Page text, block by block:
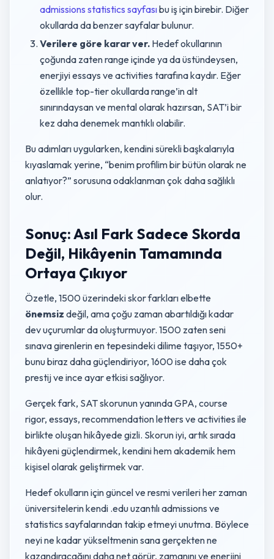
admissions statistics sayfasıbu iş için birebir. Diğer
okullarda da benzer sayfalar bulunur.
Verilere göre karar ver. Hedef okullarının
çoğunda zaten range içinde ya da üstündeysen,
enerjiyi essays ve activities tarafına kaydır. Eğer
özellikle top-tier okullarda range’in alt
sınırındaysan ve mental olarak hazırsan, SAT’i bir
kez daha denemek mantıklı olabilir.
Bu adımları uygularken, kendini sürekli başkalarıyla
kıyaslamak yerine, “benim profilim bir bütün olarak ne
anlatıyor?” sorusuna odaklanman çok daha sağlıklı
olur.
Sonuç: Asıl Fark Sadece Skorda
Değil, Hikâyenin Tamamında
Ortaya Çıkıyor
Özetle, 1500 üzerindeki skor farkları elbette
önemsiz değil, ama çoğu zaman abartıldığı kadar
dev uçurumlar da oluşturmuyor. 1500 zaten seni
sınava girenlerin en tepesindeki dilime taşıyor, 1550+
bunu biraz daha güçlendiriyor, 1600 ise daha çok
prestij ve ince ayar etkisi sağlıyor.
Gerçek fark, SAT skorunun yanında GPA, course
rigor, essays, recommendation letters ve activities ile
birlikte oluşan hikâyede gizli. Skorun iyi, artık sırada
hikâyeni güçlendirmek, kendini hem akademik hem
kişisel olarak geliştirmek var.
Hedef okulların için güncel ve resmi verileri her zaman
üniversitelerin kendi .edu uzantılı admissions ve
statistics sayfalarından takip etmeyi unutma. Böylece
neyi ne kadar yükseltmenin sana gerçekten ne
kazandıracağını daha net görür, zamanını ve enerjini